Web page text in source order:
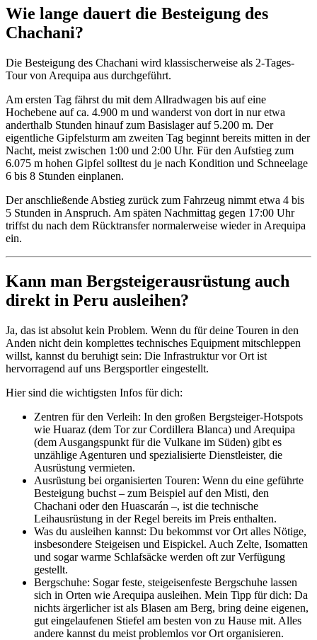
Wie lange dauert die Besteigung des
Chachani?
Die Besteigung des Chachani wird klassischerweise als 2-Tages-
Tour von Arequipa aus durchgeführt.
Am ersten Tag fährst du mit dem Allradwagen bis auf eine
Hochebene auf ca. 4.900 m und wanderst von dort in nur etwa
anderthalb Stunden hinauf zum Basislager auf 5.200 m. Der
eigentliche Gipfelsturm am zweiten Tag beginnt bereits mitten in der
Nacht, meist zwischen 1:00 und 2:00 Uhr. Für den Aufstieg zum
6.075 m hohen Gipfel solltest du je nach Kondition und Schneelage
6 bis 8 Stunden einplanen.
Der anschließende Abstieg zurück zum Fahrzeug nimmt etwa 4 bis
5 Stunden in Anspruch. Am späten Nachmittag gegen 17:00 Uhr
triffst du nach dem Rücktransfer normalerweise wieder in Arequipa
ein.
Kann man Bergsteigerausrüstung auch
direkt in Peru ausleihen?
Ja, das ist absolut kein Problem. Wenn du für deine Touren in den
Anden nicht dein komplettes technisches Equipment mitschleppen
willst, kannst du beruhigt sein: Die Infrastruktur vor Ort ist
hervorragend auf uns Bergsportler eingestellt.
Hier sind die wichtigsten Infos für dich:
Zentren für den Verleih: In den großen Bergsteiger-Hotspots
wie Huaraz (dem Tor zur Cordillera Blanca) und Arequipa
(dem Ausgangspunkt für die Vulkane im Süden) gibt es
unzählige Agenturen und spezialisierte Dienstleister, die
Ausrüstung vermieten.
Ausrüstung bei organisierten Touren: Wenn du eine geführte
Besteigung buchst – zum Beispiel auf den Misti, den
Chachani oder den Huascarán –, ist die technische
Leihausrüstung in der Regel bereits im Preis enthalten.
Was du ausleihen kannst: Du bekommst vor Ort alles Nötige,
insbesondere Steigeisen und Eispickel. Auch Zelte, Isomatten
und sogar warme Schlafsäcke werden oft zur Verfügung
gestellt.
Bergschuhe: Sogar feste, steigeisenfeste Bergschuhe lassen
sich in Orten wie Arequipa ausleihen. Mein Tipp für dich: Da
nichts ärgerlicher ist als Blasen am Berg, bring deine eigenen,
gut eingelaufenen Stiefel am besten von zu Hause mit. Alles
andere kannst du meist problemlos vor Ort organisieren.